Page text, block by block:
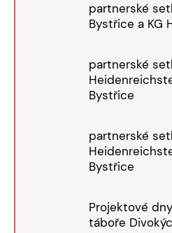
partnerské
Bystřice a KG
partnerské
Bystřice
partnerské
Bystřice
Projektové
táboře